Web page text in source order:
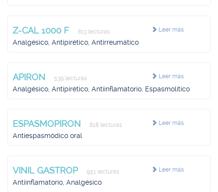
Leer más
Z-CAL 1000 F 813 lecturas
Analgésico, Antipirético, Antirreumático
Leer más
APIRON 539 lecturas
Analgésico, Antipirético, Antiinflamatorio, Espasmolítico
Leer más
ESPASMOPIRON 818 lecturas
Antiespasmódico oral
Leer más
VINIL GASTROP 951 lecturas
Antiinflamatorio, Analgésico